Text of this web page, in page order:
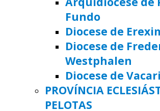
Fundo
Diocese de
Diocese de
Westphalen
Diocese de
PROVÍNCIA
PELOTAS